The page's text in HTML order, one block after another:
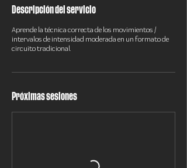
Descripción del servicio
Aprende la técnica correcta de los movimientos /
intervalos de intensidad moderada en un formato de
circuito tradicional.
Próximas sesiones